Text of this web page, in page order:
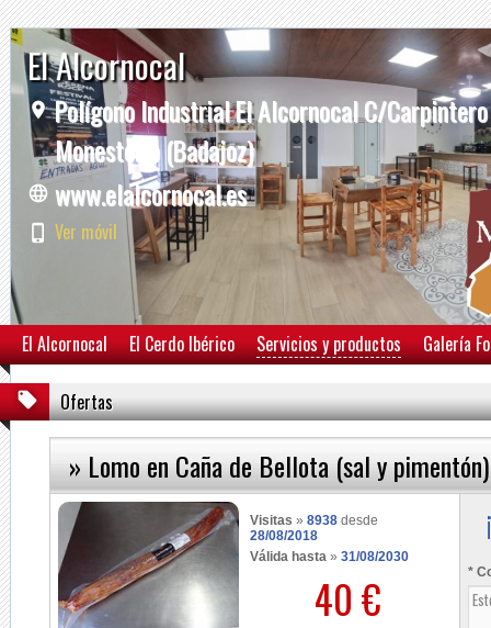
El Alcornocal
Polígono Industrial El Alcornocal C/
Monesterio (Badajoz)
www.elalcornocal.es
Ver móvil
El Alcornocal El Cerdo Ibérico Servicios y productos Galería
Ofertas
» Lomo en Caña de Bellota (sal y pimentón)
Visitas » 8938 desde
28/08/2018
Válida hasta » 31/08/2030
40 € *